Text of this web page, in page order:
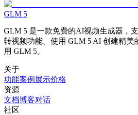
GLM 5
GLM 5 是一款免费的AI视频生成器，
转视频功能。使用 GLM 5 AI 创建精美
用 GLM 5。
关于
功能案例展示价格
资源
文档博客对话
社区